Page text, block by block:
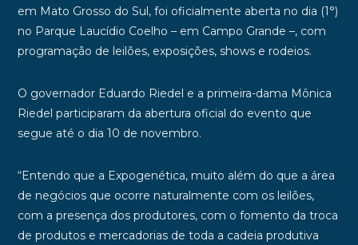
em Mato Grosso do Sul, foi oficialmente aberta no dia (1°)
no Parque Laucídio Coelho – em Campo Grande –, com
programação de leilões, exposições, shows e rodeios.
O governador Eduardo Riedel e a primeira-dama Mônica
Riedel participaram da abertura oficial do evento que
segue até o dia 10 de novembro.
“Entendo que a Expogenética, muito além do que a área
de negócios que ocorre naturalmente com os leilões,
com a presença dos produtores, com o fomento da troca
de produtos e mercadorias de toda a cadeia produtiva